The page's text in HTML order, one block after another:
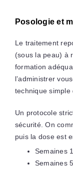
Posologie et
Le traitement
(sous la peau) à
formation
l’administrer
technique simple
Un protocole
sécurité. On
puis la dose est
Semaines
Semaines